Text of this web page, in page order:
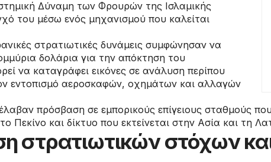
Δύναμη των Φρουρών της Ισλαμικής
του μέσω ενός μηχανισμού που καλείται
στρατιωτικές δυνάμεις συμφώνησαν να
δολάρια για την απόκτηση του
να καταγράφει εικόνες σε ανάλυση περίπου
εντοπισμό αεροσκαφών, οχημάτων και αλλαγών
πρόσβαση σε εμπορικούς επίγειους σταθμούς
Πεκίνο και δίκτυο που εκτείνεται στην Ασία και τη
στρατιωτικών στόχων και